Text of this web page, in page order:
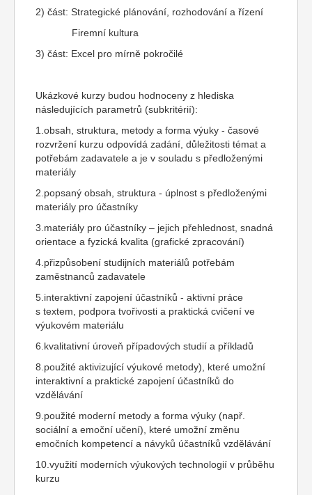
2) část: Strategické plánování, rozhodování a řízení
Firemní kultura
3) část: Excel pro mírně pokročilé
Ukázkové kurzy budou hodnoceny z hlediska
následujících parametrů (subkritérií):
1.obsah, struktura, metody a forma výuky - časové
rozvržení kurzu odpovídá zadání, důležitosti témat a
potřebám zadavatele a je v souladu s předloženými
materiály
2.popsaný obsah, struktura - úplnost s předloženými
materiály pro účastníky
3.materiály pro účastníky – jejich přehlednost, snadná
orientace a fyzická kvalita (grafické zpracování)
4.přizpůsobení studijních materiálů potřebám
zaměstnanců zadavatele
5.interaktivní zapojení účastníků - aktivní práce
s textem, podpora tvořivosti a praktická cvičení ve
výukovém materiálu
6.kvalitativní úroveň případových studií a příkladů
8.použité aktivizující výukové metody), které umožní
interaktivní a praktické zapojení účastníků do
vzdělávání
9.použité moderní metody a forma výuky (např.
sociální a emoční učení), které umožní změnu
emočních kompetencí a návyků účastníků vzdělávání
10.využití moderních výukových technologií v průběhu
kurzu